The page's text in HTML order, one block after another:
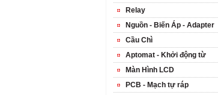
Relay
Nguồn - Biến Áp - Adapter
Cầu Chì
Aptomat - Khởi động từ
Màn Hình LCD
PCB - Mạch tự ráp